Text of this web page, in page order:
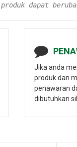
dapat
Jika anda
produk dan
penawaran
dibutuhkan